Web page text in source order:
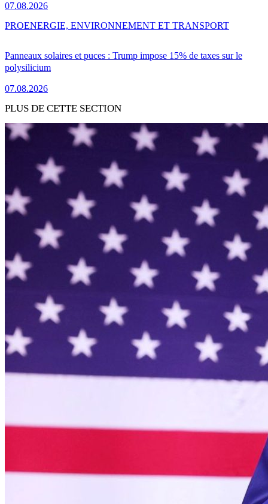
07.08.2026
Panneaux solaires et puces : Trump impose 15% de taxes sur le
polysilicium
07.08.2026
PROENERGIE, ENVIRONNEMENT ET TRANSPORT
PLUS DE CETTE SECTION